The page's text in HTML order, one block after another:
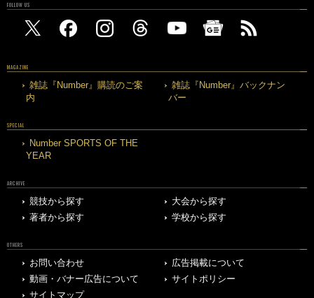
FOLLOW US
MAGAZINE
雑誌『Number』購読のご案
内
雑誌『Number』バックナン
バー
SPECIAL
Number SPORTS OF THE
YEAR
ARCHIVE
競技から探す
大会から探す
著者から探す
学校から探す
OTHERS
お問い合わせ
広告掲載について
動画・バナー広告について
サイトポリシー
サイトマップ